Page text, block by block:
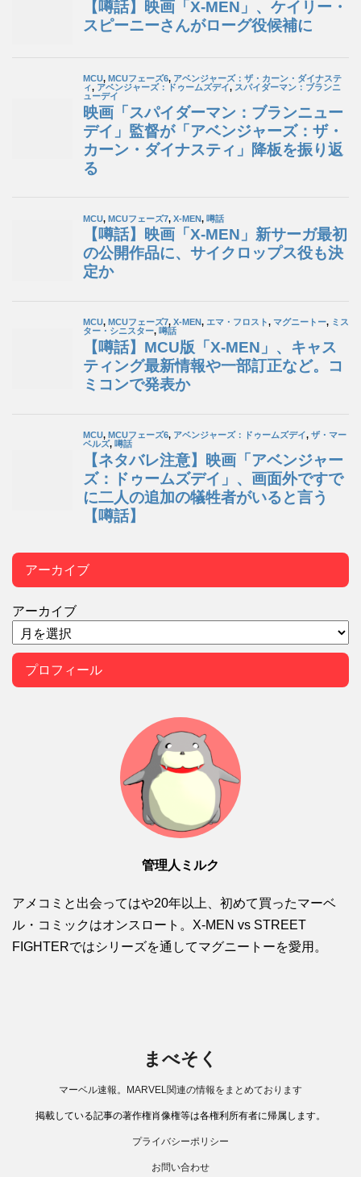
アーカイブ
アーカイブ
プロフィール
管理人ミルク
アメコミと出会ってはや20年以上、初めて買ったマーベ
ル・コミックはオンスロート。X-MEN vs STREET
FIGHTERではシリーズを通してマグニートーを愛用。
まべそく
マーベル速報。MARVEL関連の情報をまとめております
掲載している記事の著作権肖像権等は各権利所有者に帰属します。
プライバシーポリシー
お問い合わせ